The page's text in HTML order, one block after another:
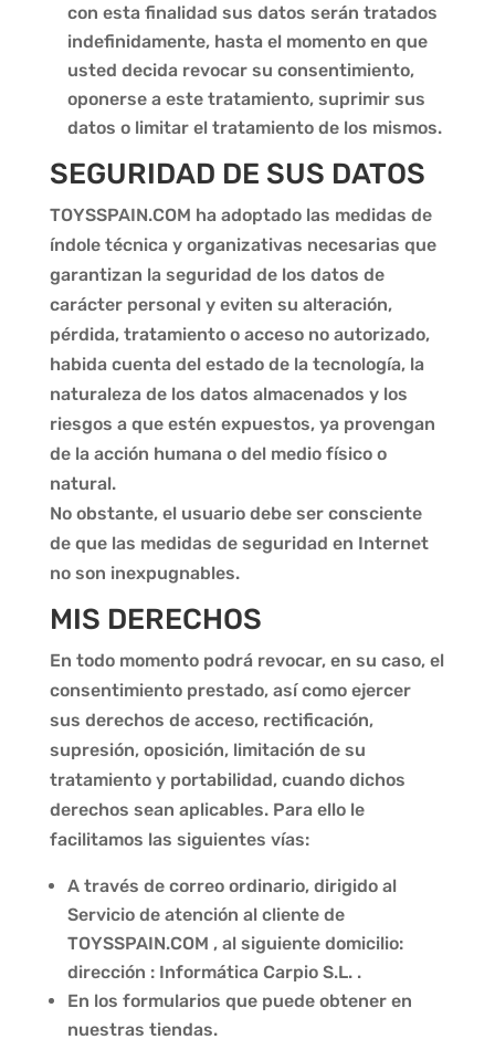
con esta finalidad sus datos serán tratados
indefinidamente, hasta el momento en que
usted decida revocar su consentimiento,
oponerse a este tratamiento, suprimir sus
datos o limitar el tratamiento de los mismos.
SEGURIDAD DE SUS DATOS
TOYSSPAIN.COM ha adoptado las medidas de
índole técnica y organizativas necesarias que
garantizan la seguridad de los datos de
carácter personal y eviten su alteración,
pérdida, tratamiento o acceso no autorizado,
habida cuenta del estado de la tecnología, la
naturaleza de los datos almacenados y los
riesgos a que estén expuestos, ya provengan
de la acción humana o del medio físico o
natural.
No obstante, el usuario debe ser consciente
de que las medidas de seguridad en Internet
no son inexpugnables.
MIS DERECHOS
En todo momento podrá revocar, en su caso, el
consentimiento prestado, así como ejercer
sus derechos de acceso, rectificación,
supresión, oposición, limitación de su
tratamiento y portabilidad, cuando dichos
derechos sean aplicables. Para ello le
facilitamos las siguientes vías:
A través de correo ordinario, dirigido al
Servicio de atención al cliente de
TOYSSPAIN.COM , al siguiente domicilio:
dirección : Informática Carpio S.L. .
En los formularios que puede obtener en
nuestras tiendas.